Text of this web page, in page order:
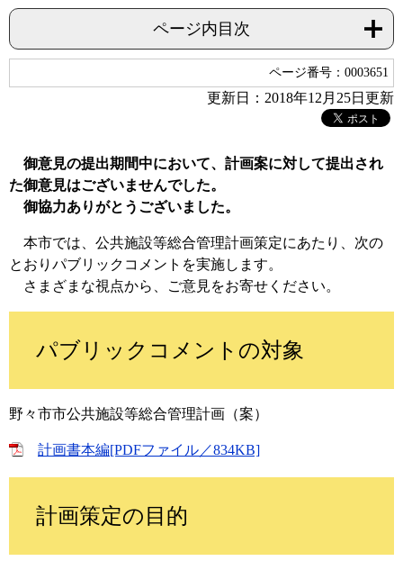
ページ内目次
ページ番号：0003651
更新日：2018年12月25日更新
御意見の提出期間中において、計画案に対して提出され
た御意見はございませんでした。
御協力ありがとうございました。
本市では、公共施設等総合管理計画策定にあたり、次の
とおりパブリックコメントを実施します。
さまざまな視点から、ご意見をお寄せください。
パブリックコメントの対象
野々市市公共施設等総合管理計画（案）
計画書本編[PDFファイル／834KB]
計画策定の目的